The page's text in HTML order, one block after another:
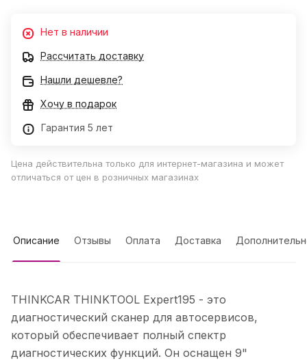
Нет в наличии
Рассчитать доставку
Нашли дешевле?
Хочу в подарок
Гарантия 5 лет
Цена действительна только для интернет-магазина и может
отличаться от цен в розничных магазинах
Описание Отзывы Оплата Доставка
THINKCAR THINKTOOL Expert195 - это
диагностический сканер для автосервисов,
который обеспечивает полный спектр
диагностических функций. Он оснащен 9"